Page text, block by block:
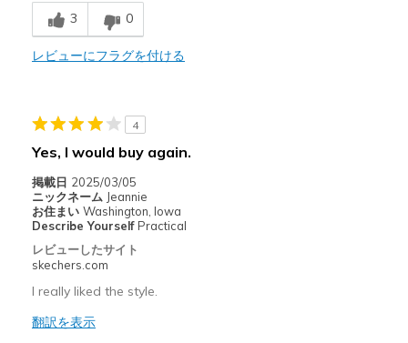
Stylish
以下に最適
Going Out
Travel
Width
Feels true to width
Sizing
Feels true to size
3 0
レビューにフラグを付ける
4
Yes, I would buy again.
掲載日 2025/03/05
ニックネーム Jeannie
お住まい Washington, Iowa
Describe Yourself Practical
レビューしたサイト
skechers.com
I really liked the style.
翻訳を表示